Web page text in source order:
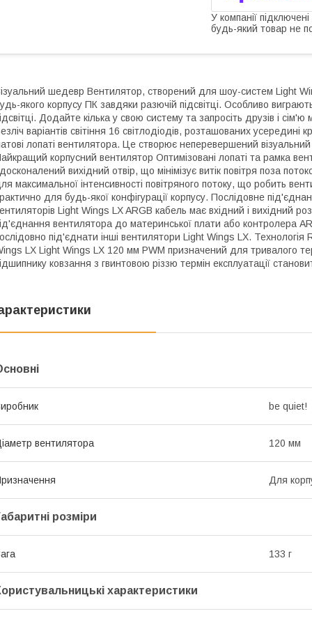
У компанії
будь-який товар не
шедевр Вентилятор, створений для шоу-систем Light
якого корпусу ПК завдяки разючій підсвітці. Особливо
Додайте кілька у свою систему та запросіть друзів і
варіантів світіння 16 світлодіодів, розташованих
лопаті вентилятора. Це створює неперевершений
корпусний вентилятор Оптимізовані лопаті та рамка
вихідний отвір, що мінімізує витік повітря поза
максимальної інтенсивності повітряного потоку, що робить
для будь-якої конфігурації корпусу. Послідовне
Light Wings LX ARGB кабель має вхідний і вихідний
вентилятора до материнської плати або контролера
під'єднати інші вентилятори Light Wings LX. Технологія
LX Light Wings LX 120 мм PWM призначений для тривалого
ковзання з гвинтовою різзю термін експлуатації
be quiet!
вентилятора 120 мм
Для
розміри
133 г
характеристики